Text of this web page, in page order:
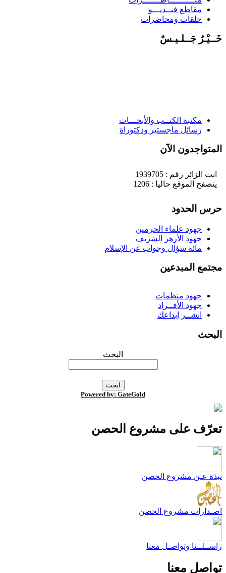
مقاطع فيــديـــو
حلقات ومحاضرات
جَــلـيـسٌ
مكتبة الكتــب والأبحـــاث
رسائل ماجستير ودكتوراة
الآن
انت الزائر رقم : 1939705
يتصفح الموقع حاليا : 1206
الحدود
جهود علماء الحرمين
جهود الأزهر الشريف
مائة سؤال وجواب عن الإسلام
المبدعين
جهود منظمات
جهود الأفــراد
انشــر إبداعك
البحث
Powered by: GateGold
على مشروع الحصن
عـن مشروع الحصن
مشروع الحصن
وتواصـل معنا
معنا